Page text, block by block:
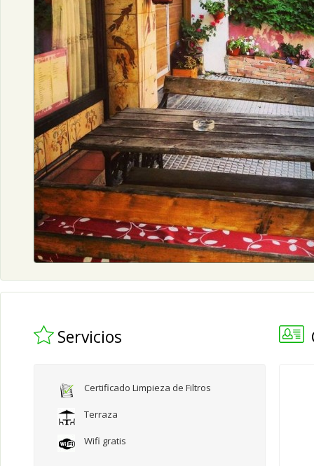
Servicios
Certificado Limpieza de Filtros
Terraza
Wifi gratis